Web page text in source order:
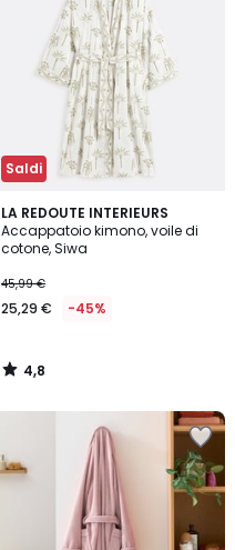
Saldi
LA REDOUTE INTERIEURS
Accappatoio kimono, voile di
cotone, Siwa
45,99 €
25,29 € -45%
4,8
/ 5
4,8
/